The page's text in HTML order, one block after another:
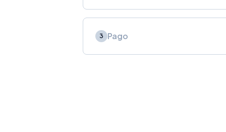
3 Pago